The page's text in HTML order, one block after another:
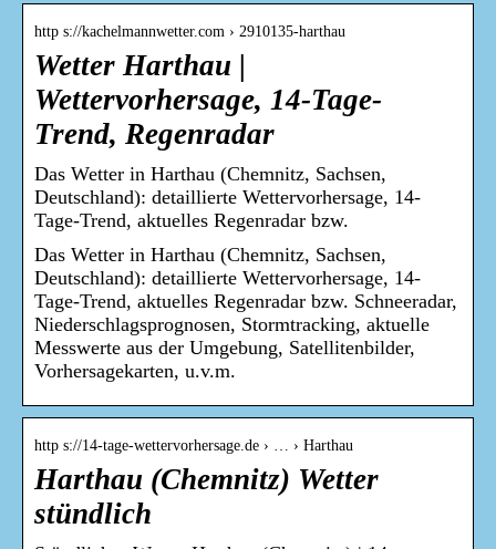
http s://kachelmannwetter.com › 2910135-harthau
Wetter Harthau |
Wettervorhersage, 14-Tage-
Trend, Regenradar
Das Wetter in Harthau (Chemnitz, Sachsen,
Deutschland): detaillierte Wettervorhersage, 14-
Tage-Trend, aktuelles Regenradar bzw.
Das Wetter in Harthau (Chemnitz, Sachsen,
Deutschland): detaillierte Wettervorhersage, 14-
Tage-Trend, aktuelles Regenradar bzw. Schneeradar,
Niederschlagsprognosen, Stormtracking, aktuelle
Messwerte aus der Umgebung, Satellitenbilder,
Vorhersagekarten, u.v.m.
http s://14-tage-wettervorhersage.de › … › Harthau
Harthau (Chemnitz) Wetter
stündlich